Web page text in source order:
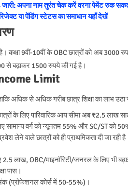
अपना नाम तुरंत चेक करें वरना पेमेंट रुक
या पेंडिंग स्टेटस का समाधान यहाँ देखें
है। कक्षा 9वीं-10वीं के OBC छात्रों को अब
से बढ़ाकर 1500 रुपये की गई है।
Limit
अधिक से अधिक गरीब छात्र शिक्षा का लाभ
के लिए पारिवारिक आय सीमा अब ₹2.5 लाख
सामान्य वर्ग को न्यूनतम 55% और SC/ST को
लेने वाले छात्रों को ही प्राथमिकता दी जा रही
2.5 लाख, OBC/माइनॉरिटी/जनरल के लिए भी
पास।
(प्रोफेशनल कोर्स में 50-55%)।